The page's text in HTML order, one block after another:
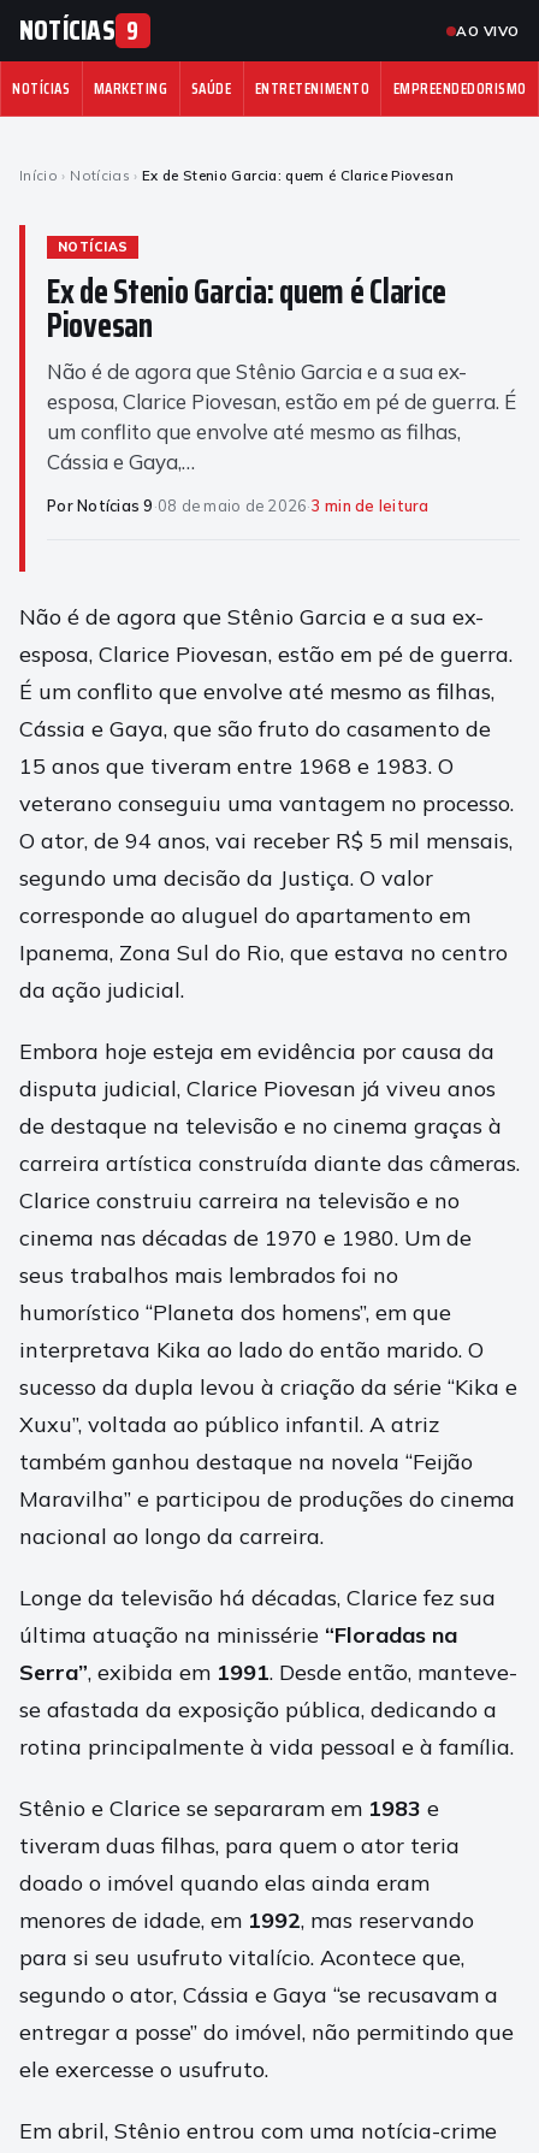
NOTÍCIAS 9 AO VIVO
NOTÍCIAS MARKETING SAÚDE ENTRETENIMENTO EMPREENDEDORISMO
Início › Notícias › Ex de Stenio Garcia: quem é Clarice Piovesan
NOTÍCIAS
Ex de Stenio Garcia: quem é Clarice
Piovesan
Não é de agora que Stênio Garcia e a sua ex-
esposa, Clarice Piovesan, estão em pé de guerra. É
um conflito que envolve até mesmo as filhas,
Cássia e Gaya,…
Por Notícias 9·08 de maio de 2026·3 min de leitura
Não é de agora que Stênio Garcia e a sua ex-
esposa, Clarice Piovesan, estão em pé de guerra.
É um conflito que envolve até mesmo as filhas,
Cássia e Gaya, que são fruto do casamento de
15 anos que tiveram entre 1968 e 1983. O
veterano conseguiu uma vantagem no processo.
O ator, de 94 anos, vai receber R$ 5 mil mensais,
segundo uma decisão da Justiça. O valor
corresponde ao aluguel do apartamento em
Ipanema, Zona Sul do Rio, que estava no centro
da ação judicial.
Embora hoje esteja em evidência por causa da
disputa judicial, Clarice Piovesan já viveu anos
de destaque na televisão e no cinema graças à
carreira artística construída diante das câmeras.
Clarice construiu carreira na televisão e no
cinema nas décadas de 1970 e 1980. Um de
seus trabalhos mais lembrados foi no
humorístico “Planeta dos homens”, em que
interpretava Kika ao lado do então marido. O
sucesso da dupla levou à criação da série “Kika e
Xuxu”, voltada ao público infantil. A atriz
também ganhou destaque na novela “Feijão
Maravilha” e participou de produções do cinema
nacional ao longo da carreira.
Longe da televisão há décadas, Clarice fez sua
última atuação na minissérie “Floradas na
Serra”, exibida em 1991. Desde então, manteve-
se afastada da exposição pública, dedicando a
rotina principalmente à vida pessoal e à família.
Stênio e Clarice se separaram em 1983 e
tiveram duas filhas, para quem o ator teria
doado o imóvel quando elas ainda eram
menores de idade, em 1992, mas reservando
para si seu usufruto vitalício. Acontece que,
segundo o ator, Cássia e Gaya “se recusavam a
entregar a posse” do imóvel, não permitindo que
ele exercesse o usufruto.
Em abril, Stênio entrou com uma notícia-crime